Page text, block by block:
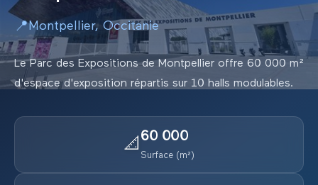
📍Montpellier, Occitanie
Le Parc des Expositions de Montpellier offre 60 000 m²
d'espace d'exposition répartis sur 10 halls modulables.
📐 60 000
Surface (m²)